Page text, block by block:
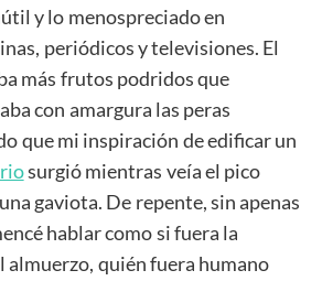
y lo menospreciado en
periódicos y televisiones. El
más frutos podridos que
con amargura las peras
que mi inspiración de edificar un
surgió mientras veía el pico
gaviota. De repente, sin apenas
hablar como si fuera la
almuerzo, quién fuera humano